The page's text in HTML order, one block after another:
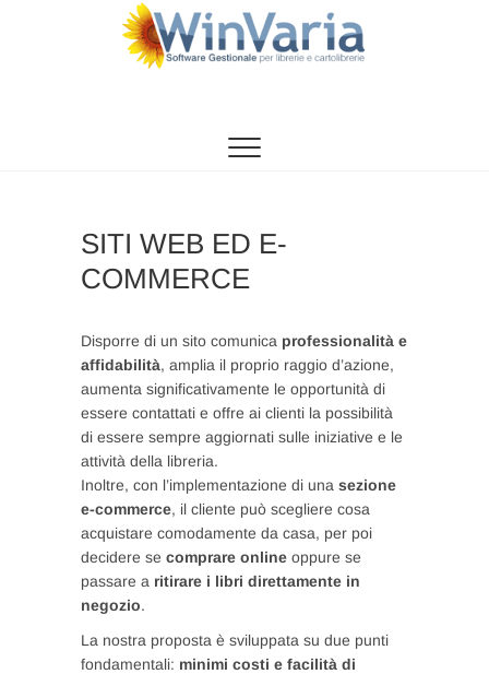
SITI WEB ED E-
COMMERCE
Disporre di un sito comunica professionalità e
affidabilità, amplia il proprio raggio d’azione,
aumenta significativamente le opportunità di
essere contattati e offre ai clienti la possibilità
di essere sempre aggiornati sulle iniziative e le
attività della libreria.
Inoltre, con l’implementazione di una sezione
e-commerce, il cliente può scegliere cosa
acquistare comodamente da casa, per poi
decidere se comprare online oppure se
passare a ritirare i libri direttamente in
negozio.
La nostra proposta è sviluppata su due punti
fondamentali: minimi costi e facilità di